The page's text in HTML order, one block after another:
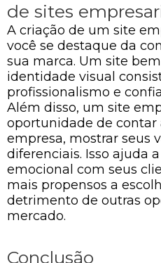
de sites
A criação de um site
você se destaque da
sua marca. Um site
identidade visual
profissionalismo e
Além disso, um site
oportunidade de contar
empresa, mostrar seus
diferenciais. Isso ajuda
emocional com seus
mais propensos a
detrimento de outras
mercado.
Conclusão